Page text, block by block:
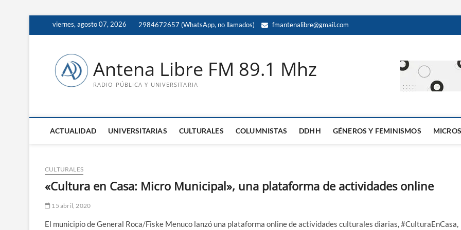
viernes, agosto 07, 2026 2984672657 (WhatsApp, no llamados) fmantenalibre@gmail.com
Antena Libre FM 89.1 Mhz
RADIO PÚBLICA Y UNIVERSITARIA
ACTUALIDAD UNIVERSITARIAS CULTURALES COLUMNISTAS DDHH GÉNEROS Y FEMINISMOS MICROS
CULTURALES
«Cultura en Casa: Micro Municipal», una plataforma de actividades online
15 abril, 2020
El municipio de General Roca/Fiske Menuco lanzó una plataforma online de actividades culturales diarias, #CulturaEnCasa,